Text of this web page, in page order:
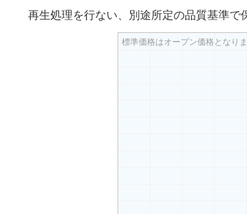
再生処理を行ない、別途所定の品質基準で
標準価格はオープン価格となり